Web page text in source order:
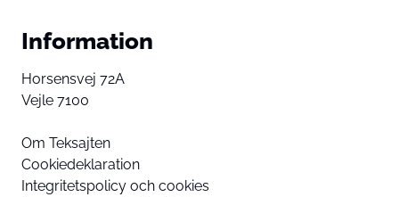
Information
Horsensvej 72A
Vejle 7100
Om Teksajten
Cookiedeklaration
Integritetspolicy och cookies